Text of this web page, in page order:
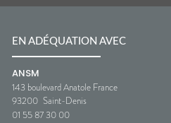
EN ADÉQUATION AVEC
ANSM
143 boulevard Anatole France
93200 Saint-Denis
01 55 87 30 00